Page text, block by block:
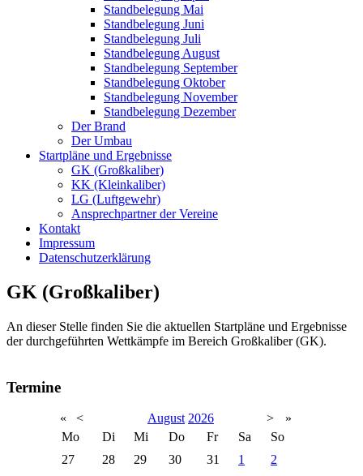
Standbelegung Mai
Standbelegung Juni
Standbelegung Juli
Standbelegung August
Standbelegung September
Standbelegung Oktober
Standbelegung November
Standbelegung Dezember
Der Brand
Der Umbau
Startpläne und Ergebnisse
GK (Großkaliber)
KK (Kleinkaliber)
LG (Luftgewehr)
Ansprechpartner der Vereine
Kontakt
Impressum
Datenschutzerklärung
GK (Großkaliber)
An dieser Stelle finden Sie die aktuellen Startpläne und Ergebnisse
der durchgeführten Wettkämpfe im Bereich Großkaliber (GK).
Termine
« < August 2026 >
»
Mo
Di Mi Do Fr Sa
So
27
28 29 30 31 1
2